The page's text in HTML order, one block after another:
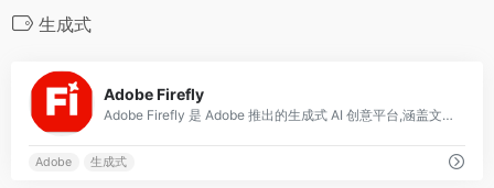
生成式
Adobe Firefly
Adobe Firefly 是 Adobe 推出的生成式 AI 创意平台,涵盖文生图、生成式填充、文字效果、生成式重新着色、矢量与 AI 视频生成等多种能力,并
Adobe 生成式